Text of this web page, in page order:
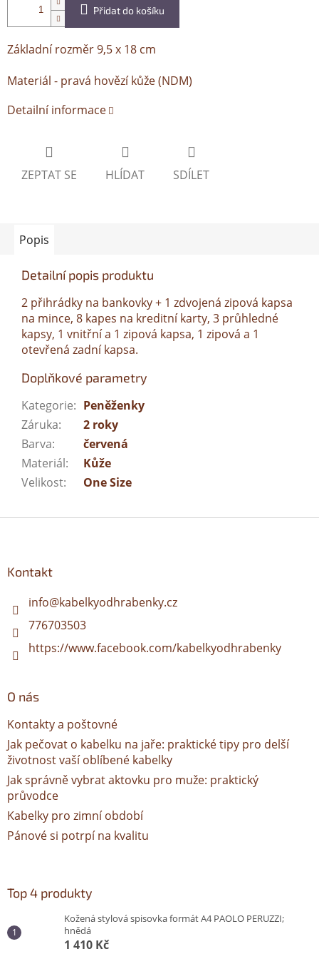
Přidat do košíku
Základní rozměr 9,5 x 18 cm
Materiál - pravá hovězí kůže (NDM)
Detailní informace
ZEPTAT SE HLÍDAT SDÍLET
Popis
Detailní popis produktu
2 přihrádky na bankovky + 1 zdvojená zipová kapsa
na mince, 8 kapes na kreditní karty, 3 průhledné
kapsy, 1 vnitřní a 1 zipová kapsa, 1 zipová a 1
otevřená zadní kapsa.
Doplňkové parametry
Kategorie: Peněženky
Záruka:
2 roky
Barva:
červená
Materiál:
Kůže
Velikost: One Size
Kontakt
info@kabelkyodhrabenky.cz
776703503
https://www.facebook.com/kabelkyodhrabenky
O nás
Kontakty a poštovné
Jak pečovat o kabelku na jaře: praktické tipy pro delší
životnost vaší oblíbené kabelky
Jak správně vybrat aktovku pro muže: praktický
průvodce
Kabelky pro zimní období
Pánové si potrpí na kvalitu
Top 4 produkty
Kožená stylová spisovka formát A4 PAOLO PERUZZI;
hnědá
1 410 Kč